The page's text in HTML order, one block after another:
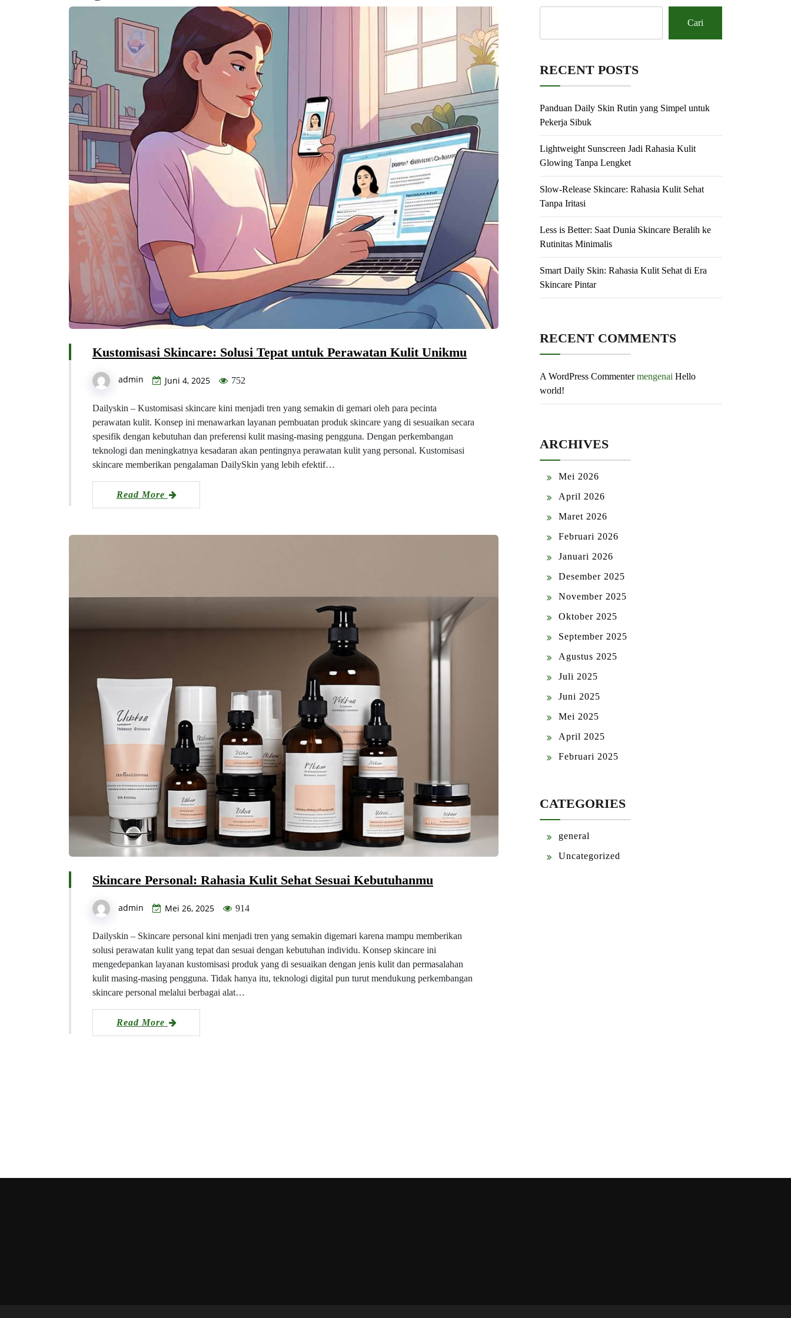
Kustomisasi Skincare: Solusi Tepat untuk Perawatan Kulit Unikmu
admin Juni 4, 2025 752
Dailyskin – Kustomisasi skincare kini menjadi tren yang semakin di gemari oleh para pecinta
perawatan kulit. Konsep ini menawarkan layanan pembuatan produk skincare yang di sesuaikan secara
spesifik dengan kebutuhan dan preferensi kulit masing-masing pengguna. Dengan perkembangan
teknologi dan meningkatnya kesadaran akan pentingnya perawatan kulit yang personal. Kustomisasi
skincare memberikan pengalaman DailySkin yang lebih efektif…
Read More
Skincare Personal: Rahasia Kulit Sehat Sesuai Kebutuhanmu
admin Mei 26, 2025 914
Dailyskin – Skincare personal kini menjadi tren yang semakin digemari karena mampu memberikan
solusi perawatan kulit yang tepat dan sesuai dengan kebutuhan individu. Konsep skincare ini
mengedepankan layanan kustomisasi produk yang di sesuaikan dengan jenis kulit dan permasalahan
kulit masing-masing pengguna. Tidak hanya itu, teknologi digital pun turut mendukung perkembangan
skincare personal melalui berbagai alat…
Read More
Cari
RECENT POSTS
Panduan Daily Skin Rutin yang Simpel untuk
Pekerja Sibuk
Lightweight Sunscreen Jadi Rahasia Kulit
Glowing Tanpa Lengket
Slow-Release Skincare: Rahasia Kulit Sehat
Tanpa Iritasi
Less is Better: Saat Dunia Skincare Beralih ke
Rutinitas Minimalis
Smart Daily Skin: Rahasia Kulit Sehat di Era
Skincare Pintar
RECENT COMMENTS
A WordPress Commentermengenai Hello
world!
ARCHIVES
Mei 2026
April 2026
Maret 2026
Februari 2026
Januari 2026
Desember 2025
November 2025
Oktober 2025
September 2025
Agustus 2025
Juli 2025
Juni 2025
Mei 2025
April 2025
Februari 2025
CATEGORIES
general
Uncategorized